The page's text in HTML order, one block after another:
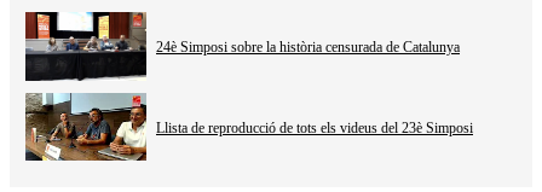
24è Simposi sobre la història censurada de Catalunya
Llista de reproducció de tots els videus del 23è Simposi